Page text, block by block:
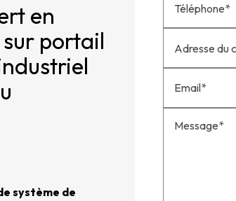
en
portail
système de
Téléphone*
Adresse du
Email*
Message*